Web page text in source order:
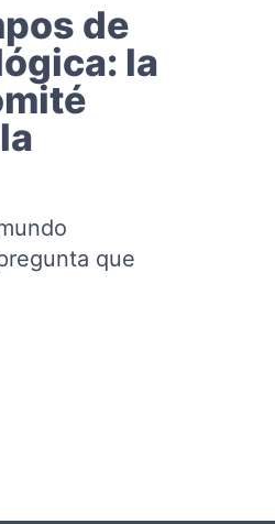
de
la
que